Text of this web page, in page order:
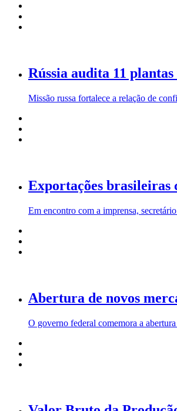
Rússia audita 11
Missão russa fortalece a relação de
Exportações brasileiras
Em encontro com a imprensa,
Abertura de novos
O governo federal comemora a